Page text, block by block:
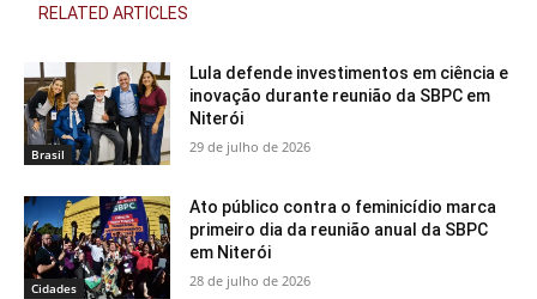
RELATED ARTICLES
Brasil
Lula defende investimentos em ciência e
inovação durante reunião da SBPC em
Niterói
29 de julho de 2026
Cidades
Ato público contra o feminicídio marca
primeiro dia da reunião anual da SBPC
em Niterói
28 de julho de 2026